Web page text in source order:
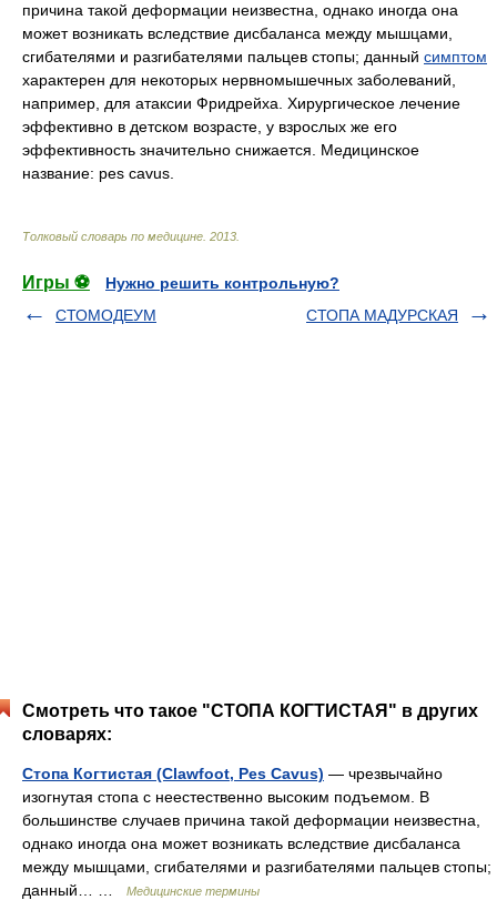
причина такой деформации неизвестна, однако иногда она
может возникать вследствие дисбаланса между мышцами,
сгибателями и разгибателями пальцев стопы; данный симптом
характерен для некоторых нервномышечных заболеваний,
например, для атаксии Фридрейха. Хирургическое лечение
эффективно в детском возрасте, у взрослых же его
эффективность значительно снижается. Медицинское
название: pes cavus.
Толковый словарь по медицине 2013
Игры ⚽
Нужно решить контрольную?
СТОМОДЕУМ
СТОПА МАДУРСКАЯ
Смотреть что такое "СТОПА КОГТИСТАЯ" в других
словарях:
Стопа Когтистая (Clawfoot, Pes Cavus) — чрезвычайно
изогнутая стопа с неестественно высоким подъемом. В
большинстве случаев причина такой деформации неизвестна,
однако иногда она может возникать вследствие дисбаланса
между мышцами, сгибателями и разгибателями пальцев стопы;
данный… …
Медицинские термины